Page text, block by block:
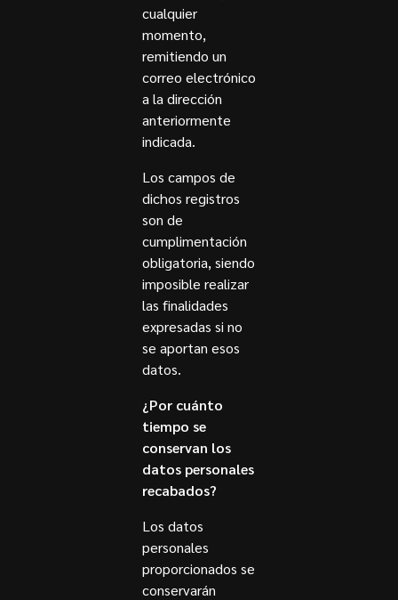
cualquier
momento,
remitiendo un
correo electrónico
a la dirección
anteriormente
indicada.
Los campos de
dichos registros
son de
cumplimentación
obligatoria, siendo
imposible realizar
las finalidades
expresadas si no
se aportan esos
datos.
¿Por cuánto
tiempo se
conservan los
datos personales
recabados?
Los datos
personales
proporcionados se
conservarán